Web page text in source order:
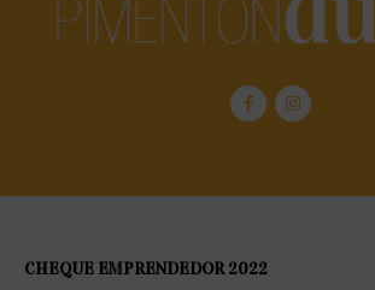
CHEQUE EMPRENDEDOR 2022